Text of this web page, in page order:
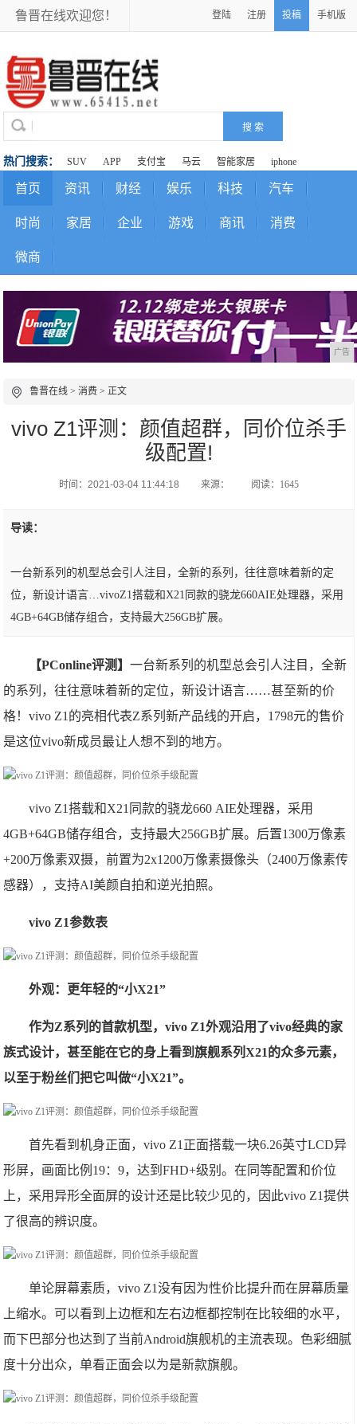
鲁晋在线欢迎您！ 登陆 注册 投稿 手机版
热门搜索： SUV APP 支付宝 马云 智能家居 iphone
首页 资讯 财经 娱乐 科技 汽车
时尚 家居 企业 游戏 商讯 消费
微商
广告
鲁晋在线 >消费 > 正文
vivo Z1评测：颜值超群，同价位杀手
级配置!
时间：2021-03-04 11:44:18 来源： 阅读：1645
导读：
一台新系列的机型总会引人注目，全新的系列，往往意味着新的定
位，新设计语言…vivoZ1搭载和X21同款的骁龙660AIE处理器，采用
4GB+64GB储存组合，支持最大256GB扩展。
【PConline评测】一台新系列的机型总会引人注目，全新
的系列，往往意味着新的定位，新设计语言……甚至新的价
格！vivo Z1的亮相代表Z系列新产品线的开启，1798元的售价
是这位vivo新成员最让人想不到的地方。
vivo Z1搭载和X21同款的骁龙660 AIE处理器，采用
4GB+64GB储存组合，支持最大256GB扩展。后置1300万像素
+200万像素双摄，前置为2x1200万像素摄像头（2400万像素传
感器），支持AI美颜自拍和逆光拍照。
vivo Z1参数表
外观：更年轻的“小X21”
作为Z系列的首款机型，vivo Z1外观沿用了vivo经典的家
族式设计，甚至能在它的身上看到旗舰系列X21的众多元素，
以至于粉丝们把它叫做“小X21”。
首先看到机身正面，vivo Z1正面搭载一块6.26英寸LCD异
形屏，画面比例19：9，达到FHD+级别。在同等配置和价位
上，采用异形全面屏的设计还是比较少见的，因此vivo Z1提供
了很高的辨识度。
单论屏幕素质，vivo Z1没有因为性价比提升而在屏幕质量
上缩水。可以看到上边框和左右边框都控制在比较细的水平，
而下巴部分也达到了当前Android旗舰机的主流表现。色彩细腻
度十分出众，单看正面会以为是新款旗舰。